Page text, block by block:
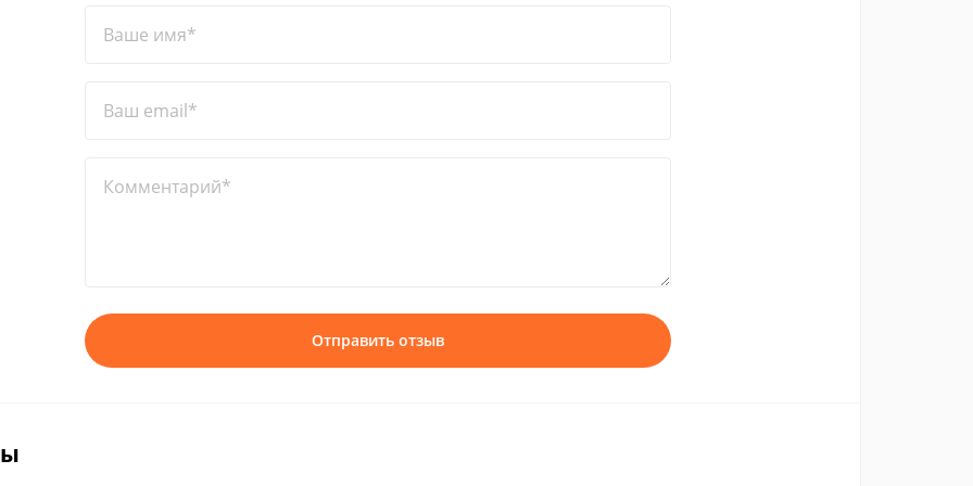
Ваше имя*
Ваш email*
Комментарий*
Отправить отзыв